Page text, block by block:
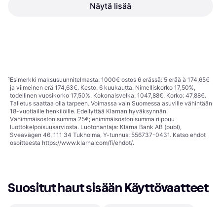
Näytä lisää
¹Esimerkki maksusuunnitelmasta: 1000€ ostos 6 erässä: 5 erää à 174,65€
ja viimeinen erä 174,63€. Kesto: 6 kuukautta. Nimelliskorko 17,50%,
todellinen vuosikorko 17,50%. Kokonaisvelka: 1047,88€. Korko: 47,88€.
Talletus saattaa olla tarpeen. Voimassa vain Suomessa asuville vähintään
18-vuotiaille henkilöille. Edellyttää Klarnan hyväksynnän.
Vähimmäisoston summa 25€; enimmäisoston summa riippuu
luottokelpoisuusarviosta. Luotonantaja: Klarna Bank AB (publ),
Sveavägen 46, 111 34 Tukholma, Y-tunnus: 556737-0431. Katso ehdot
osoitteesta https://www.klarna.com/fi/ehdot/.
Suositut haut sisään Käyttövaatteet